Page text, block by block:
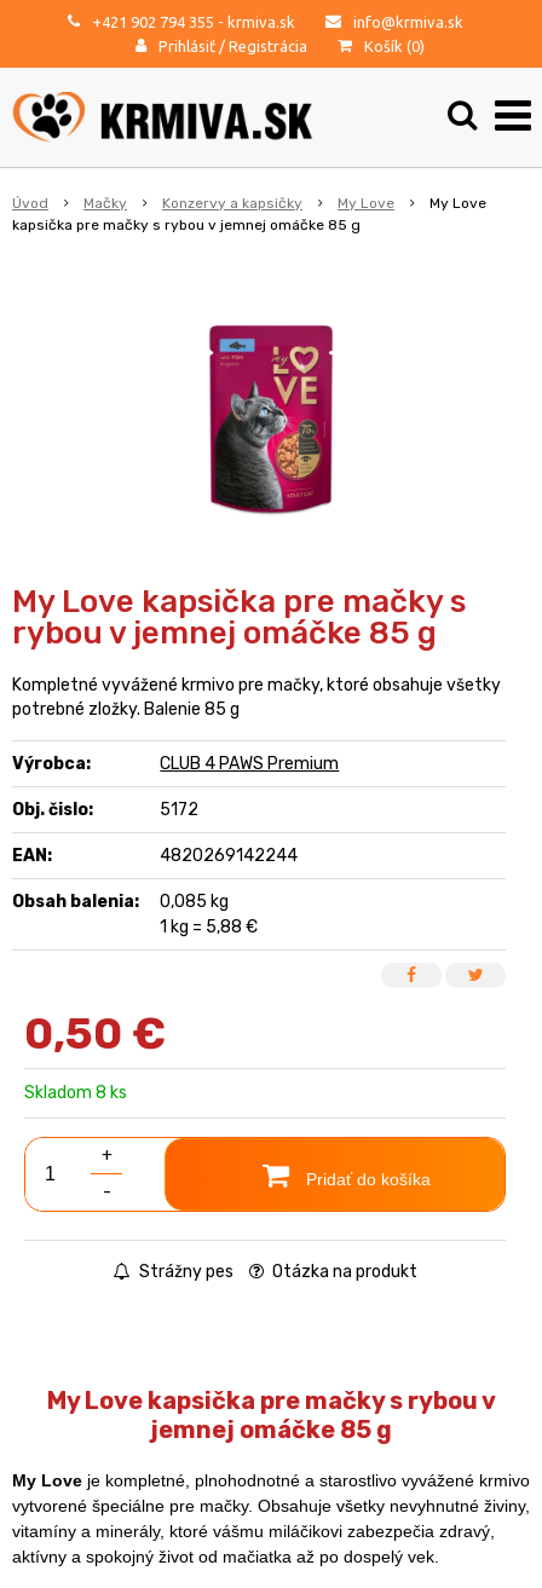
+421 902 794 355 - krmiva.sk
info@krmiva.sk
Prihlásiť / Registrácia Košík (0)
Úvod Mačky Konzervy a kapsičky My Love
My Love
kapsička pre mačky s rybou v jemnej omáčke 85 g
My Love kapsička pre mačky s
rybou v jemnej omáčke 85 g
Kompletné vyvážené krmivo pre mačky, ktoré obsahuje všetky
potrebné zložky. Balenie 85 g
Výrobca: CLUB 4 PAWS Premium
Obj. čislo: 5172
EAN: 4820269142244
Obsah balenia:
0,085 kg
1 kg = 5,88 €
0,50 €
Skladom 8 ks
+
-
Pridať do košíka
Strážny pes Otázka na produkt
My Love kapsička pre mačky s rybou v
jemnej omáčke 85 g
My Love je kompletné, plnohodnotné a starostlivo vyvážené krmivo
vytvorené špeciálne pre mačky. Obsahuje všetky nevyhnutné živiny,
vitamíny a minerály, ktoré vášmu miláčikovi zabezpečia zdravý,
aktívny a spokojný život od mačiatka až po dospelý vek.